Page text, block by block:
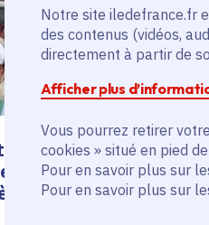
Notre site iledefrance.fr
des contenus (vidéos,
directement à partir de
Afficher plus
Vous pourrez retirer
cookies » situé en pied
Pour en savoir plus sur
Pour en savoir plus sur
totale du 3 au
travaux de la
de l'est